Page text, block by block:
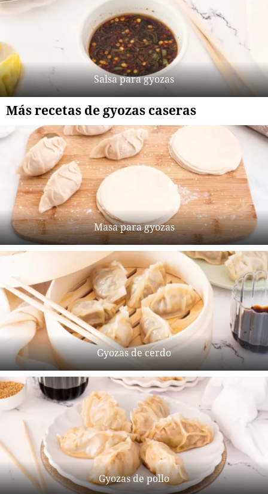
Salsa para gyozas
Más recetas de gyozas caseras
Masa para gyozas
Gyozas de cerdo
Gyozas de pollo